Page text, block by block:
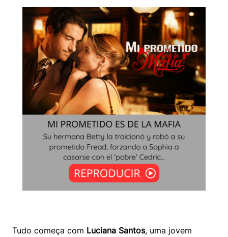
Tudo começa com Luciana Santos, uma jovem